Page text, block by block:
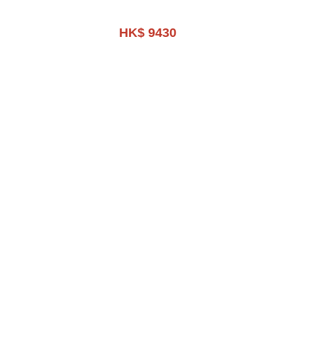
HK$ 9430